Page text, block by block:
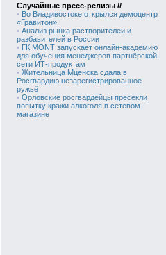
Случайные пресс-релизы //
• Во Владивостоке открылся демоцентр
«Гравитон»
• Анализ рынка растворителей и
разбавителей в России
• ГК MONT запускает онлайн-академию
для обучения менеджеров партнёрской
сети ИТ-продуктам
• Жительница Мценска сдала в
Росгвардию незарегистрированное
ружьё
• Орловские росгвардейцы пресекли
попытку кражи алкоголя в сетевом
магазине